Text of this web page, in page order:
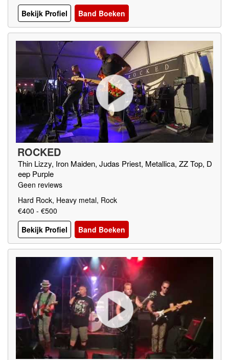
Bekijk Profiel
Band Boeken
ROCKED
Thin Lizzy, Iron Maiden, Judas Priest, Metallica, ZZ Top, D
eep Purple
Geen reviews
Hard Rock, Heavy metal, Rock
€400 - €500
Bekijk Profiel
Band Boeken